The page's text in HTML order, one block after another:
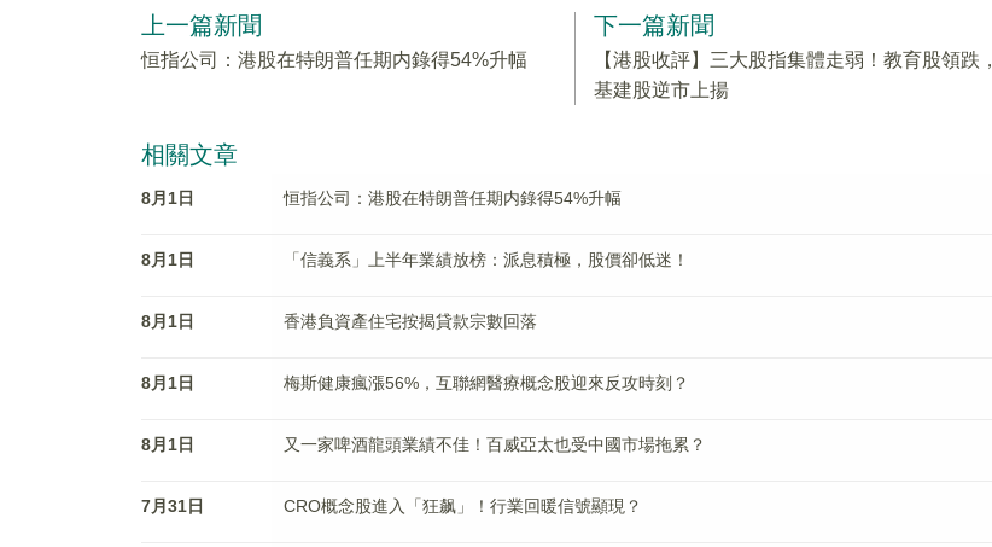
上一篇新聞
恒指公司：港股在特朗普任期内錄得54%升幅
下一篇新聞
【港股收評】三大股指集體走弱！教育股領跌，
基建股逆市上揚
相關文章
8月1日 恒指公司：港股在特朗普任期内錄得54%升幅
8月1日 「信義系」上半年業績放榜：派息積極，股價卻低迷！
8月1日 香港負資產住宅按揭貸款宗數回落
8月1日 梅斯健康瘋漲56%，互聯網醫療概念股迎來反攻時刻？
8月1日 又一家啤酒龍頭業績不佳！百威亞太也受中國市場拖累？
7月31日 CRO概念股進入「狂飙」！行業回暖信號顯現？